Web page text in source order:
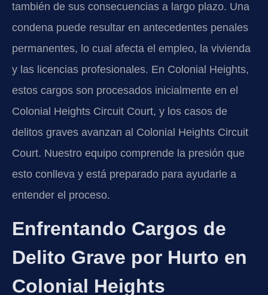
también de sus consecuencias a largo plazo. Una
condena puede resultar en antecedentes penales
permanentes, lo cual afecta el empleo, la vivienda
y las licencias profesionales. En Colonial Heights,
estos cargos son procesados inicialmente en el
Colonial Heights Circuit Court, y los casos de
delitos graves avanzan al Colonial Heights Circuit
Court. Nuestro equipo comprende la presión que
esto conlleva y está preparado para ayudarle a
entender el proceso.
Enfrentando Cargos de
Delito Grave por Hurto en
Colonial Heights